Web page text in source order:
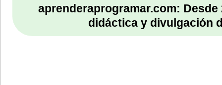
aprenderaprogramar.com:
didáctica y divulgación